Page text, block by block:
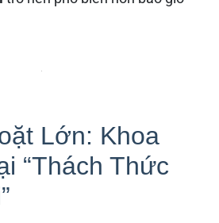
Lớn: Khoa
“Thách Thức